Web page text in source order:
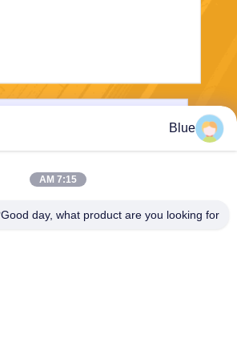
Blue
7:15 AM
Good day, what product are you looking for?